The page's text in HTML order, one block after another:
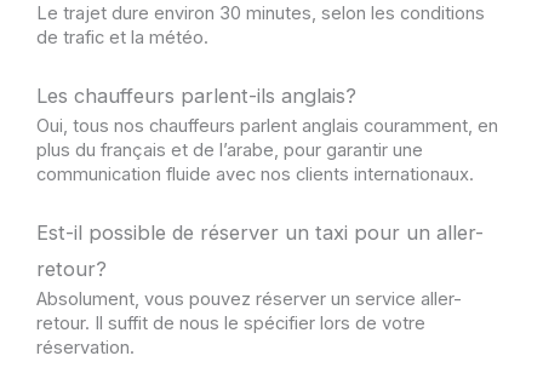
Le trajet dure environ 30 minutes, selon les conditions
de trafic et la météo.
Les chauffeurs parlent-ils anglais?
Oui, tous nos chauffeurs parlent anglais couramment, en
plus du français et de l’arabe, pour garantir une
communication fluide avec nos clients internationaux.
Est-il possible de réserver un taxi pour un aller-
retour?
Absolument, vous pouvez réserver un service aller-
retour. Il suffit de nous le spécifier lors de votre
réservation.